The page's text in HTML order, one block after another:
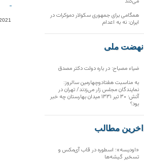
-
همگامی برای جمهوری سکولار دموکرات در
ایران: نه به اعدام
نهضت ملی
ضیاء مصباح: در باره دولت دکتر مصدق
به مناسبت هفتادوچهارمین سالروز:
نمایندگان مجلس زار می‌زدند/ تهران در
آتش؛ ۳۰ تیر ۱۳۳۱ میدان بهارستان چه خبر
بود؟
آخرین مطالب
«اودیسه»؛ اسطوره در قاب آی‌مکس و
تسخیر گیشه‌ها